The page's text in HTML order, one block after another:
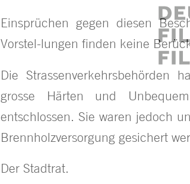
Einsprüchen gegen diesen
Vorstel-lungen finden keine
Die Strassenverkehrsbehörden
grosse Härten und
entschlossen. Sie waren jedoch
Brennholzversorgung gesichert
Der Stadtrat.